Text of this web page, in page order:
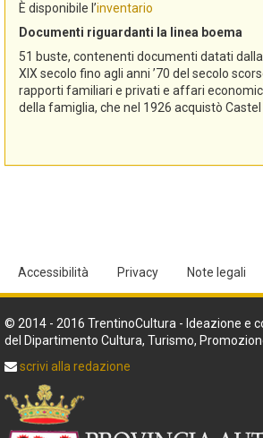
È disponibile l’inventario
Documenti riguardanti la linea boema
51 buste, contenenti documenti datati
XIX secolo fino agli anni ’70 del secolo
rapporti familiari e privati e affari
della famiglia, che nel 1926 acquistò
Accessibilità Privacy Note legali
© 2014 - 2016 TrentinoCultura - Ideazione e
del Dipartimento Cultura, Turismo,
scrivi alla redazione